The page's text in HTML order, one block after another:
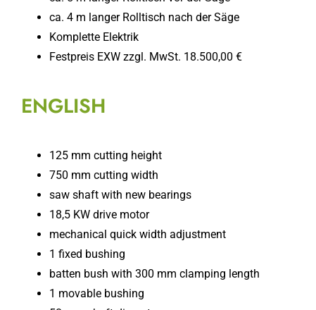
ca. 4 m langer Rolltisch nach der Säge
Komplette Elektrik
Festpreis EXW zzgl. MwSt. 18.500,00 €
ENGLISH
125 mm cutting height
750 mm cutting width
saw shaft with new bearings
18,5 KW drive motor
mechanical quick width adjustment
1 fixed bushing
batten bush with 300 mm clamping length
1 movable bushing